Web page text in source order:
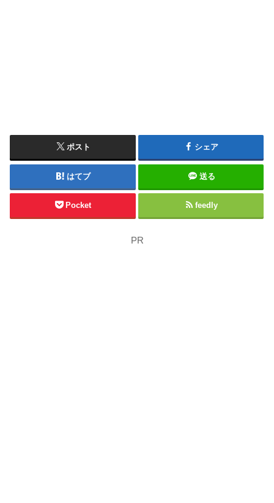
ポスト シェア
はてブ 送る
Pocket feedly
PR